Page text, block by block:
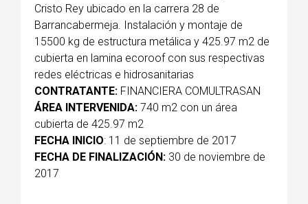
Cristo Rey ubicado en la carrera 28 de
Barrancabermeja. Instalación y montaje de
15500 kg de estructura metálica y 425.97 m2 de
cubierta en lamina ecoroof con sus respectivas
redes eléctricas e hidrosanitarias
CONTRATANTE: FINANCIERA COMULTRASAN
ÁREA INTERVENIDA: 740 m2 con un área
cubierta de 425.97 m2
FECHA INICIO: 11 de septiembre de 2017
FECHA DE FINALIZACIÓN: 30 de noviembre de
2017